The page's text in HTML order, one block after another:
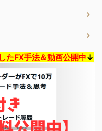
たFX手法＆動画公開中↓